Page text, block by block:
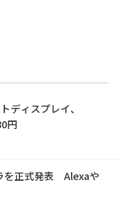
ディスプレイ、
円
を正式発表 Alexaや